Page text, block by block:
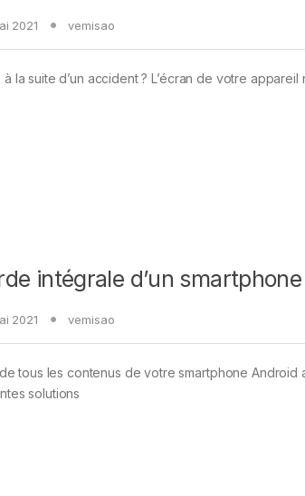
2021 vemisao
la suite d’un accident ? L’écran de votre
intégrale d’un
2021 vemisao
tous les contenus de votre smartphone
solutions